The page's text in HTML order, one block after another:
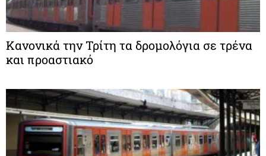
Κανονικά την Τρίτη τα δρομολόγια σε τρένα
και προαστιακό